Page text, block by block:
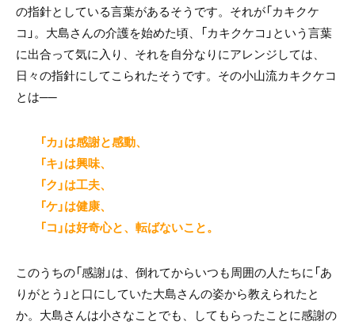
の指針としている言葉があるそうです。それが「カキクケ
コ」。大島さんの介護を始めた頃、「カキクケコ」という言葉
に出合って気に入り、それを自分なりにアレンジしては、
日々の指針にしてこられたそうです。その小山流カキクケコ
とは──
「カ」は感謝と感動、
「キ」は興味、
「ク」は工夫、
「ケ」は健康、
「コ」は好奇心と、転ばないこと。
このうちの「感謝」は、倒れてからいつも周囲の人たちに「あ
りがとう」と口にしていた大島さんの姿から教えられたと
か。大島さんは小さなことでも、してもらったことに感謝の